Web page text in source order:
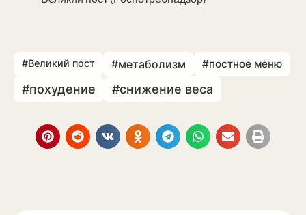
#Великий пост #метаболизм #постное меню
#похудение #снижение веса